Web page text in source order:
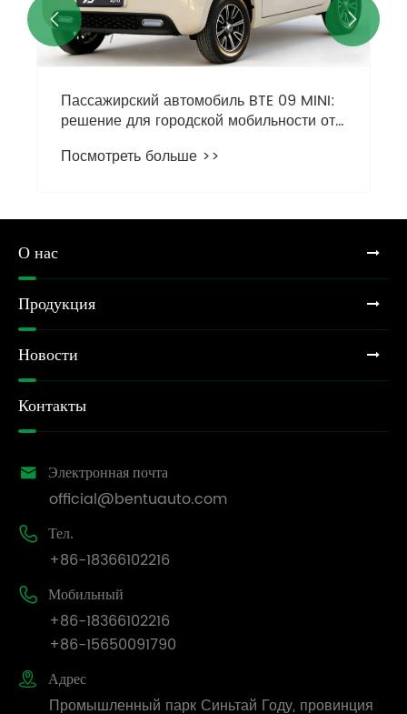
Пассажирский автомобиль BTE 09 MINI:
решение для городской мобильности от
Посмотреть больше >>
 
О нас
Продукция
Новости
Контакты
 Электронная почта
official@bentuauto.com
 Тел.
+86-18366102216
 Мобильный
+86-18366102216
+86-15650091790
 Адрес
Промышленный парк Синьтай Году, провинция